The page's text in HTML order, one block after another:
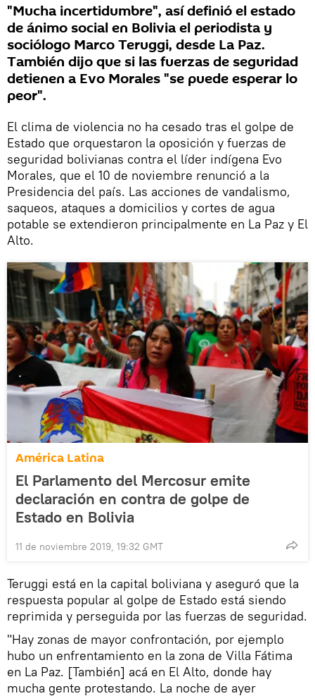
"Mucha incertidumbre", así definió el estado
de ánimo social en Bolivia el periodista y
sociólogo Marco Teruggi, desde La Paz.
También dijo que si las fuerzas de seguridad
detienen a Evo Morales "se puede esperar lo
peor".
El clima de violencia no ha cesado tras el golpe de
Estado que orquestaron la oposición y fuerzas de
seguridad bolivianas contra el líder indígena Evo
Morales, que el 10 de noviembre renunció a la
Presidencia del país. Las acciones de vandalismo,
saqueos, ataques a domicilios y cortes de agua
potable se extendieron principalmente en La Paz y El
Alto.
América Latina
El Parlamento del Mercosur emite
declaración en contra de golpe de
Estado en Bolivia
11 de noviembre 2019, 19:32 GMT
Teruggi está en la capital boliviana y aseguró que la
respuesta popular al golpe de Estado está siendo
reprimida y perseguida por las fuerzas de seguridad.
"Hay zonas de mayor confrontación, por ejemplo
hubo un enfrentamiento en la zona de Villa Fátima
en La Paz. [También] acá en El Alto, donde hay
mucha gente protestando. La noche de ayer